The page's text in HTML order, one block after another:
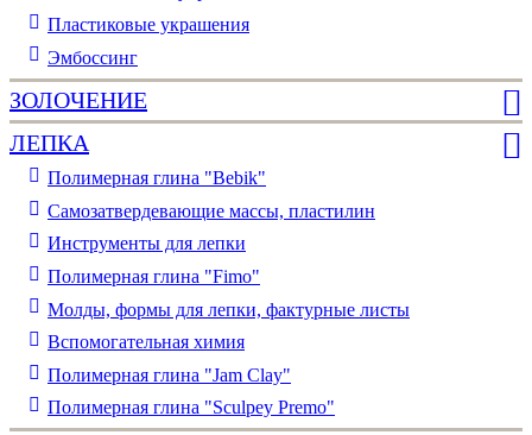
Пластиковые украшения
Эмбоссинг
ЗОЛОЧЕНИЕ
ЛЕПКА
Полимерная глина "Bebik"
Самозатвердевающие массы, пластилин
Инструменты для лепки
Полимерная глина "Fimo"
Молды, формы для лепки, фактурные листы
Вспомогательная химия
Полимерная глина "Jam Clay"
Полимерная глина "Sculpey Premo"